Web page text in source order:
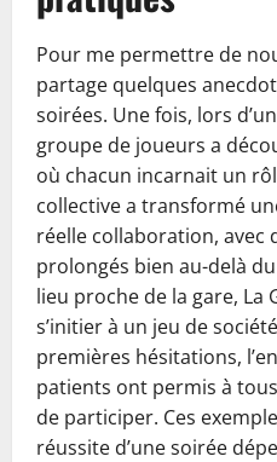
Pour me permettre de
partage quelques
soirées. Une fois, lors
groupe de joueurs a
où chacun incarnait un
collective a transformé
réelle collaboration, avec
prolongés bien au-delà
lieu proche de la gare, La
s’initier à un jeu de
premières hésitations,
patients ont permis à
de participer. Ces
réussite d’une soirée